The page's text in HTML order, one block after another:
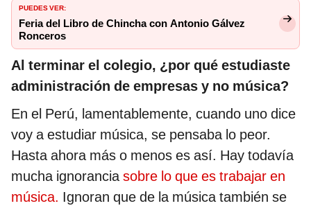
PUEDES VER:
Feria del Libro de Chincha con Antonio Gálvez
Ronceros
Al terminar el colegio, ¿por qué estudiaste
administración de empresas y no música?
En el Perú, lamentablemente, cuando uno dice
voy a estudiar música, se pensaba lo peor.
Hasta ahora más o menos es así. Hay todavía
mucha ignorancia sobre lo que es trabajar en
música. Ignoran que de la música también se